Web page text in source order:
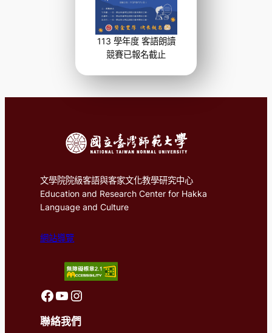
113 學年度 客語朗讀
競賽已報名截止
文學院院級客語與客家文化教學研究中心
Education and Research Center for Hakka
Language and Culture
網站導覽
前往客語中心FaceBook 前往客語中心Youtube 前往客語中心Instagram
聯絡我們